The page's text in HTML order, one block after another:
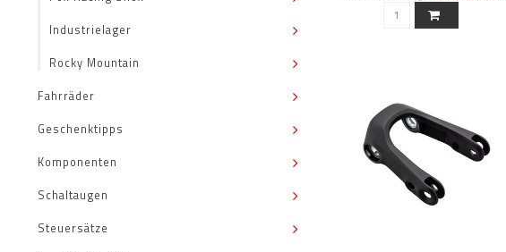
Industrielager
Rocky Mountain
Fahrräder
Geschenktipps
Komponenten
Schaltaugen
Steuersätze